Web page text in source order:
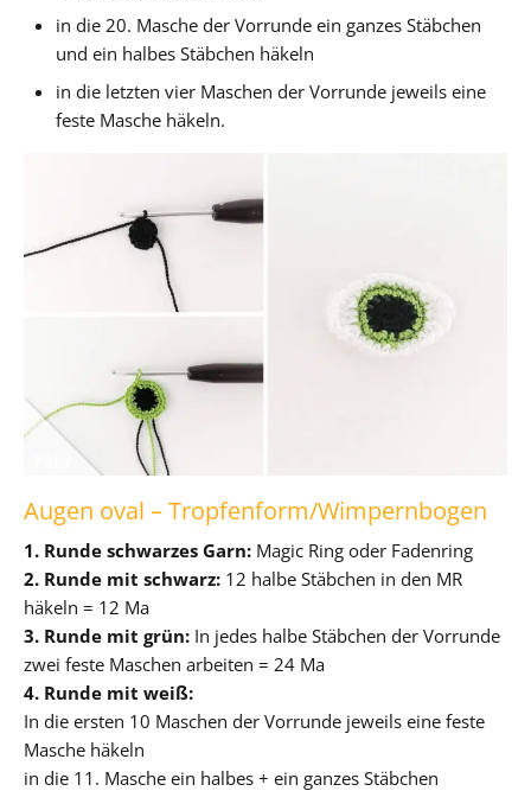
in die 20. Masche der Vorrunde ein ganzes Stäbchen
und ein halbes Stäbchen häkeln
in die letzten vier Maschen der Vorrunde jeweils eine
feste Masche häkeln.
Augen oval – Tropfenform/Wimpernbogen
1. Runde schwarzes Garn: Magic Ring oder Fadenring
2. Runde mit schwarz: 12 halbe Stäbchen in den MR
häkeln = 12 Ma
3. Runde mit grün: In jedes halbe Stäbchen der Vorrunde
zwei feste Maschen arbeiten = 24 Ma
4. Runde mit weiß:
In die ersten 10 Maschen der Vorrunde jeweils eine feste
Masche häkeln
in die 11. Masche ein halbes + ein ganzes Stäbchen